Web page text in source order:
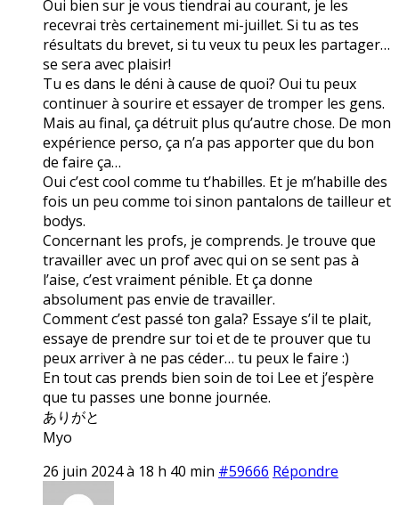
Oui bien sur je vous tiendrai au courant, je les
recevrai très certainement mi-juillet. Si tu as tes
résultats du brevet, si tu veux tu peux les partager…
se sera avec plaisir!
Tu es dans le déni à cause de quoi? Oui tu peux
continuer à sourire et essayer de tromper les gens.
Mais au final, ça détruit plus qu’autre chose. De mon
expérience perso, ça n’a pas apporter que du bon
de faire ça…
Oui c’est cool comme tu t’habilles. Et je m’habille des
fois un peu comme toi sinon pantalons de tailleur et
bodys.
Concernant les profs, je comprends. Je trouve que
travailler avec un prof avec qui on se sent pas à
l’aise, c’est vraiment pénible. Et ça donne
absolument pas envie de travailler.
Comment c’est passé ton gala? Essaye s’il te plait,
essaye de prendre sur toi et de te prouver que tu
peux arriver à ne pas céder… tu peux le faire :)
En tout cas prends bien soin de toi Lee et j’espère
que tu passes une bonne journée.
ありがと
Myo
26 juin 2024 à 18 h 40 min #59666 Répondre